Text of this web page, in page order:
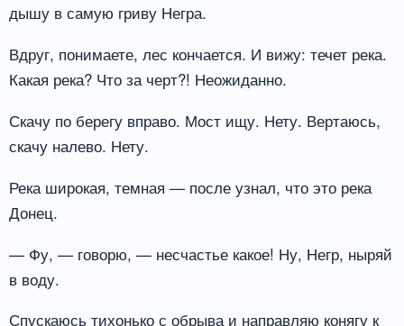
дышу в самую гриву Негра.
Вдруг, понимаете, лес кончается. И вижу: течет река.
Какая река? Что за черт?! Неожиданно.
Скачу по берегу вправо. Мост ищу. Нету. Вертаюсь,
скачу налево. Нету.
Река широкая, темная — после узнал, что это река
Донец.
— Фу, — говорю, — несчастье какое! Ну, Негр, ныряй
в воду.
Спускаюсь тихонько с обрыва и направляю конягу к